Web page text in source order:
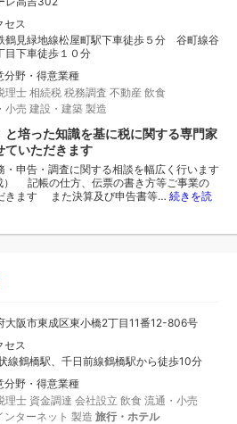
セス
鶴見緑地線松屋町駅下車徒歩５分 谷町線谷
目下車徒歩１０分
分野・得意業種
理士相続税 税務調査 不動産 飲食
小売 建設・建築 製造
培った知識を基に税に関する専門家
ていただきます
申告・調査に関する相談を幅広く行います
） 記帳の仕方、伝票の書き方等ご事業の
きます また決算及び申告書等… 続きを読
大阪市東成区東小橋2丁目11番12-806号
セス
線鶴橋駅、千日前線鶴橋駅から徒歩10分
分野・得意業種
理士 資金調達 会社設立 飲食 流通・小売
ンターネット 製造 旅行・ホテル